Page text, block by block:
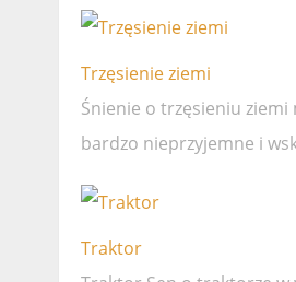
Trzęsienie ziemi
Śnienie o trzęsieniu ziemi
bardzo nieprzyjemne i
Traktor